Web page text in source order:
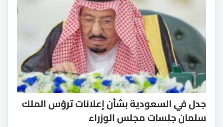
جدل في السعودية بشأن إعلانات ترؤس الملك
سلمان جلسات مجلس الوزراء